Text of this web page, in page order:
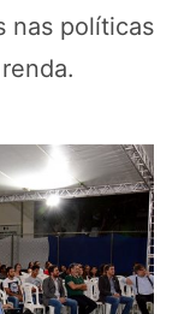
nas políticas